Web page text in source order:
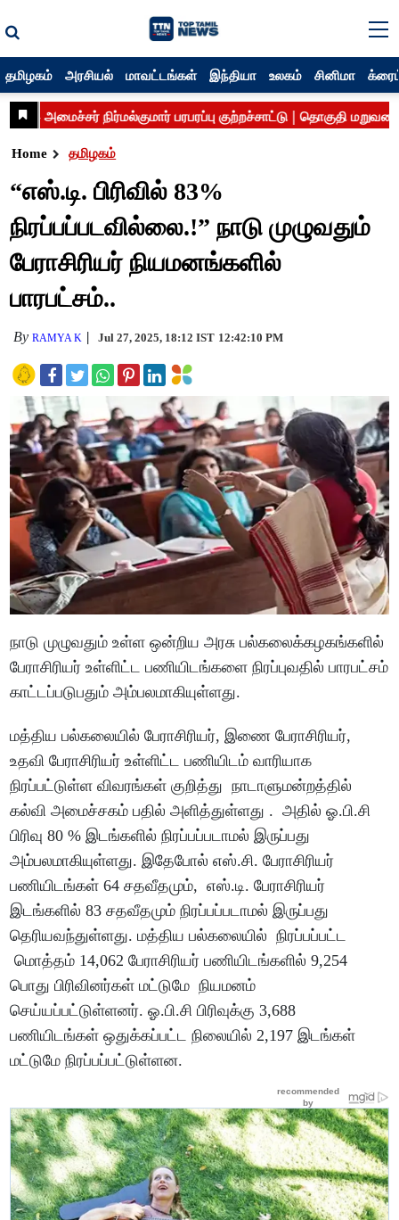
தமிழகம் அரசியல் மாவட்டங்கள் இந்தியா உலகம் சினிமா
Home தமிழகம்
“எஸ்.டி. பிரிவில் 83%
நிரப்பப்படவில்லை.!” நாடு முழுவதும்
பேராசிரியர் நியமனங்களில்
பாரபட்சம்..
ByRAMYA K Jul 27, 2025, 18:12 IST 12:42:10 PM
நாடு முழுவதும் உள்ள ஒன்றிய அரசு பல்கலைக்கழகங்களில்
பேராசிரியர் உள்ளிட்ட பணியிடங்களை நிரப்புவதில் பாரபட்சம்
காட்டப்படுபதும் அம்பலமாகியுள்ளது.
மத்திய பல்கலையில் பேராசிரியர், இணை பேராசிரியர்,
உதவி பேராசிரியர் உள்ளிட்ட பணியிடம் வாரியாக
நிரப்பட்டுள்ள விவரங்கள் குறித்து நாடாளுமன்றத்தில்
கல்வி அமைச்சகம் பதில் அளித்துள்ளது . அதில் ஓ.பி.சி
பிரிவு 80 % இடங்களில் நிரப்பப்படாமல் இருப்பது
அம்பலமாகியுள்ளது. இதேபோல் எஸ்.சி. பேராசிரியர்
பணியிடங்கள் 64 சதவீதமும், எஸ்.டி. பேராசிரியர்
இடங்களில் 83 சதவீதமும் நிரப்பப்படாமல் இருப்பது
தெரியவந்துள்ளது. மத்திய பல்கலையில் நிரப்பப்பட்ட
மொத்தம் 14,062 பேராசிரியர் பணியிடங்களில் 9,254
பொது பிரிவினர்கள் மட்டுமே நியமனம்
செய்யப்பட்டுள்ளனர். ஓ.பி.சி பிரிவுக்கு 3,688
பணியிடங்கள் ஒதுக்கப்பட்ட நிலையில் 2,197 இடங்கள்
மட்டுமே நிரப்பப்பட்டுள்ளன.